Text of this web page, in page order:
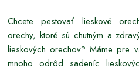
Chcete pestovať lieskové
orechy, ktoré sú chutným a
lieskových orechov? Máme pre
mnoho odrôd sadeníc